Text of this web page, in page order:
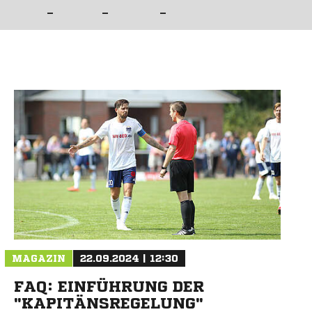
– – –
MAGAZIN 22.09.2024 | 12:30
FAQ: EINFÜHRUNG DER
"KAPITÄNSREGELUNG"